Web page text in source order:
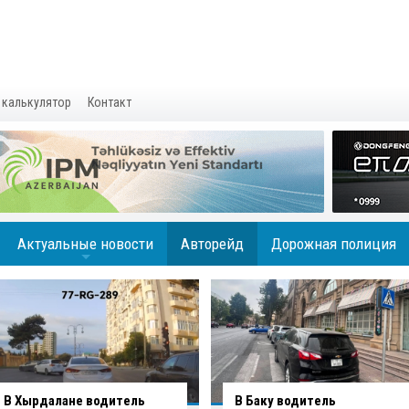
Контакт
Актуальные новости Авторейд Дорожная полиция
В Баку водитель
Вниманию водителей: на